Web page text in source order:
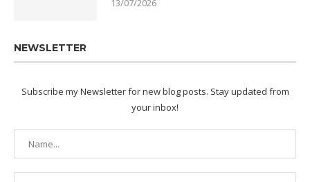
13/07/2026
NEWSLETTER
Subscribe my Newsletter for new blog posts. Stay updated from
your inbox!